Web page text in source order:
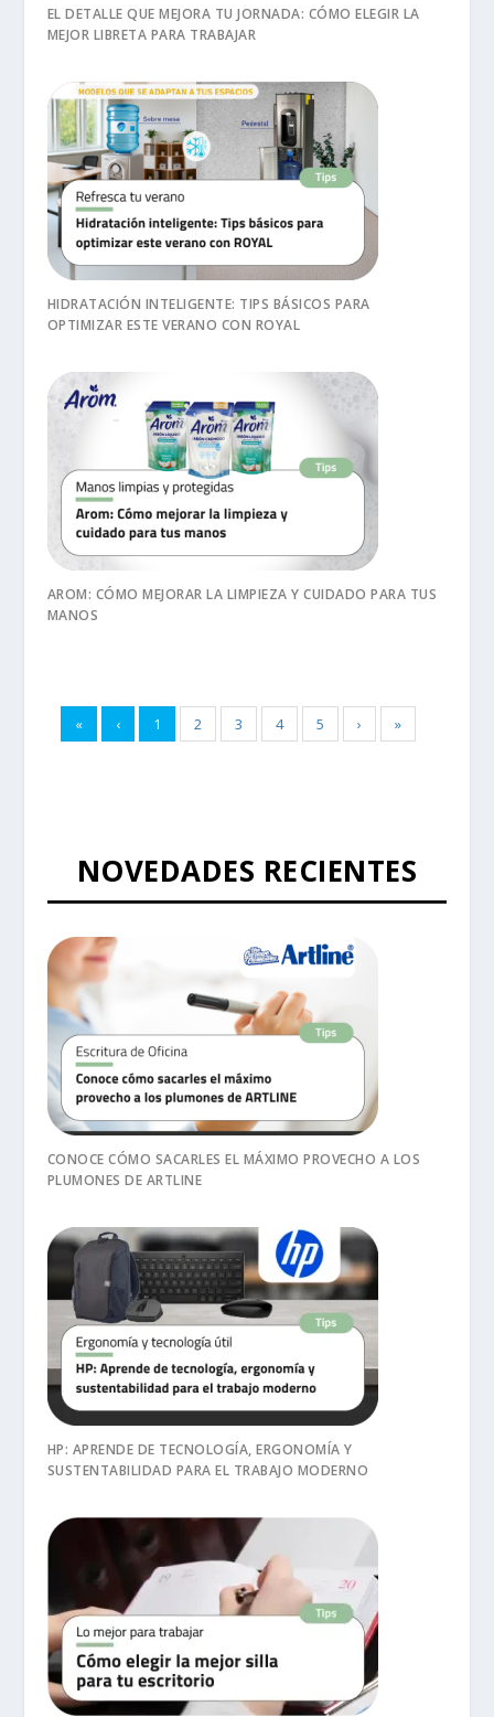
EL DETALLE QUE MEJORA TU JORNADA: CÓMO ELEGIR LA
MEJOR LIBRETA PARA TRABAJAR
HIDRATACIÓN INTELIGENTE: TIPS BÁSICOS PARA
OPTIMIZAR ESTE VERANO CON ROYAL
AROM: CÓMO MEJORAR LA LIMPIEZA Y CUIDADO PARA TUS
MANOS
« ‹ 1 2 3 4 5 › »
NOVEDADES RECIENTES
CONOCE CÓMO SACARLES EL MÁXIMO PROVECHO A LOS
PLUMONES DE ARTLINE
HP: APRENDE DE TECNOLOGÍA, ERGONOMÍA Y
SUSTENTABILIDAD PARA EL TRABAJO MODERNO